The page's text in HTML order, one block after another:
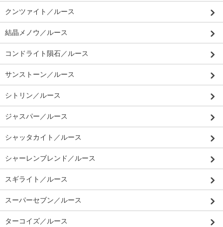
クンツァイト／ルース
結晶メノウ／ルース
コンドライト隕石／ルース
サンストーン／ルース
シトリン／ルース
ジャスパー／ルース
シャッタカイト／ルース
シャーレンブレンド／ルース
スギライト／ルース
スーパーセブン／ルース
ターコイズ／ルース